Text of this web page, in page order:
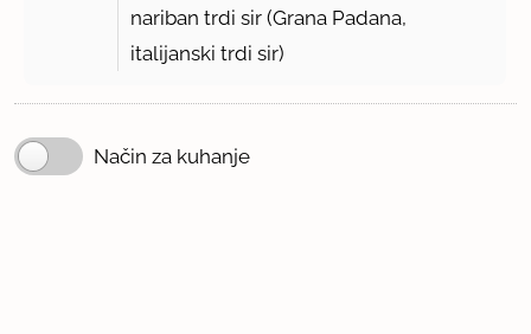
nariban trdi sir (Grana Padana,
italijanski trdi sir)
Način za kuhanje